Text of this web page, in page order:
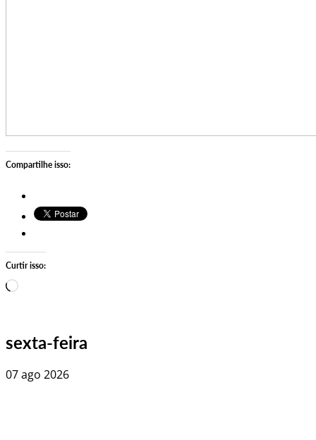
Compartilhe isso:
Curtir isso:
Carregando…
sexta-feira
07 ago 2026